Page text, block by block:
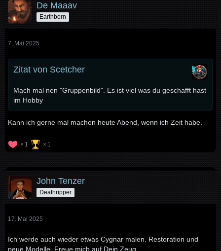
De Maaav
Earthborn
7. Mai 2025
Zitat von Scetcher
Mach mal nen "Gruppenbild". Es ist viel was du geschafft hast
im Hobby
Kann ich gerne mal machen heute Abend, wenn ich Zeit habe.
1 1
John Tenzer
Deathripper
17. Mai 2025
Ich werde auch wieder etwas Cygnar malen. Restoration und
neue Modelle. Freue mich auf Dein Zeug.